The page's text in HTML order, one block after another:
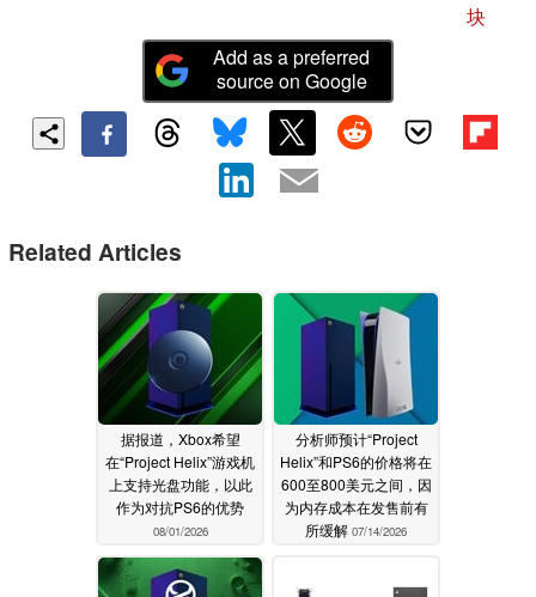
块
Add as a preferred
source on Google
Related Articles
据报道，Xbox希望
在“Project Helix”游戏机
上支持光盘功能，以此
作为对抗PS6的优势
08/01/2026
分析师预计“Project
Helix”和PS6的价格将在
600至800美元之间，因
为内存成本在发售前有
所缓解 07/14/2026